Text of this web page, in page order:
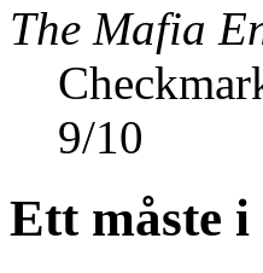
The Mafia
9/10
Ett måste